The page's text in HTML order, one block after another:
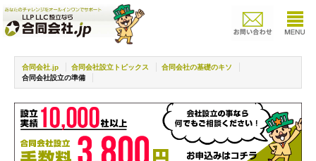
合同会社.jp 合同会社設立トピックス
合同会社の基礎のキソ
合同会社設立の準備